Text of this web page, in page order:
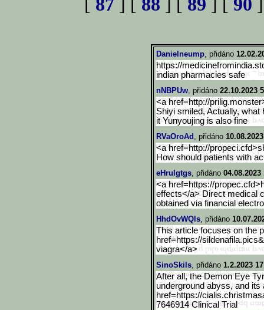
[ 87 ] [ 88 ] [ 89 ] [ 90
Danielneump, přidáno
https://
indian pharmacies safe
nNBPUw, přidáno 22.10.2023
<a href=http://
Shiyi smiled, Actually, what
it Yunyoujing is also fine
RVaOroAd , přidáno
<a href=http://
How should patients with
eHrulgtgs, přidáno 04.08.2023
<a href=https://
effects</a> Direct medical
obtained via financial
HhdOvWQls, přidáno
This article focuses on the
href=https://sildenafila.pics&
viagra</a>
SinoSkils, přidáno 1.2.2023
After all, the Demon Eye
underground abyss, and
href=https://
7646914 Clinical Trial